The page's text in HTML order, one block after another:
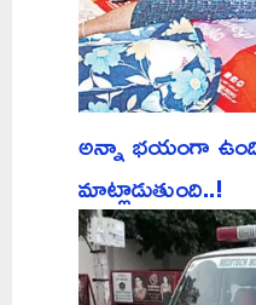
అన్నా భయంగా
మాట్లాడుతుంది..!